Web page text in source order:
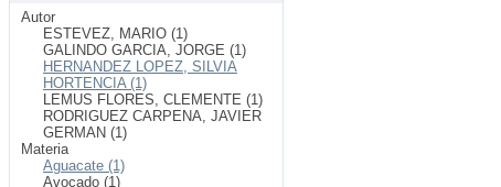
Autor
ESTEVEZ, MARIO (1)
GALINDO GARCIA, JORGE (1)
HERNANDEZ LOPEZ, SILVIA
HORTENCIA (1)
LEMUS FLORES, CLEMENTE (1)
RODRIGUEZ CARPENA, JAVIER
GERMAN (1)
Materia
Aguacate (1)
Avocado (1)